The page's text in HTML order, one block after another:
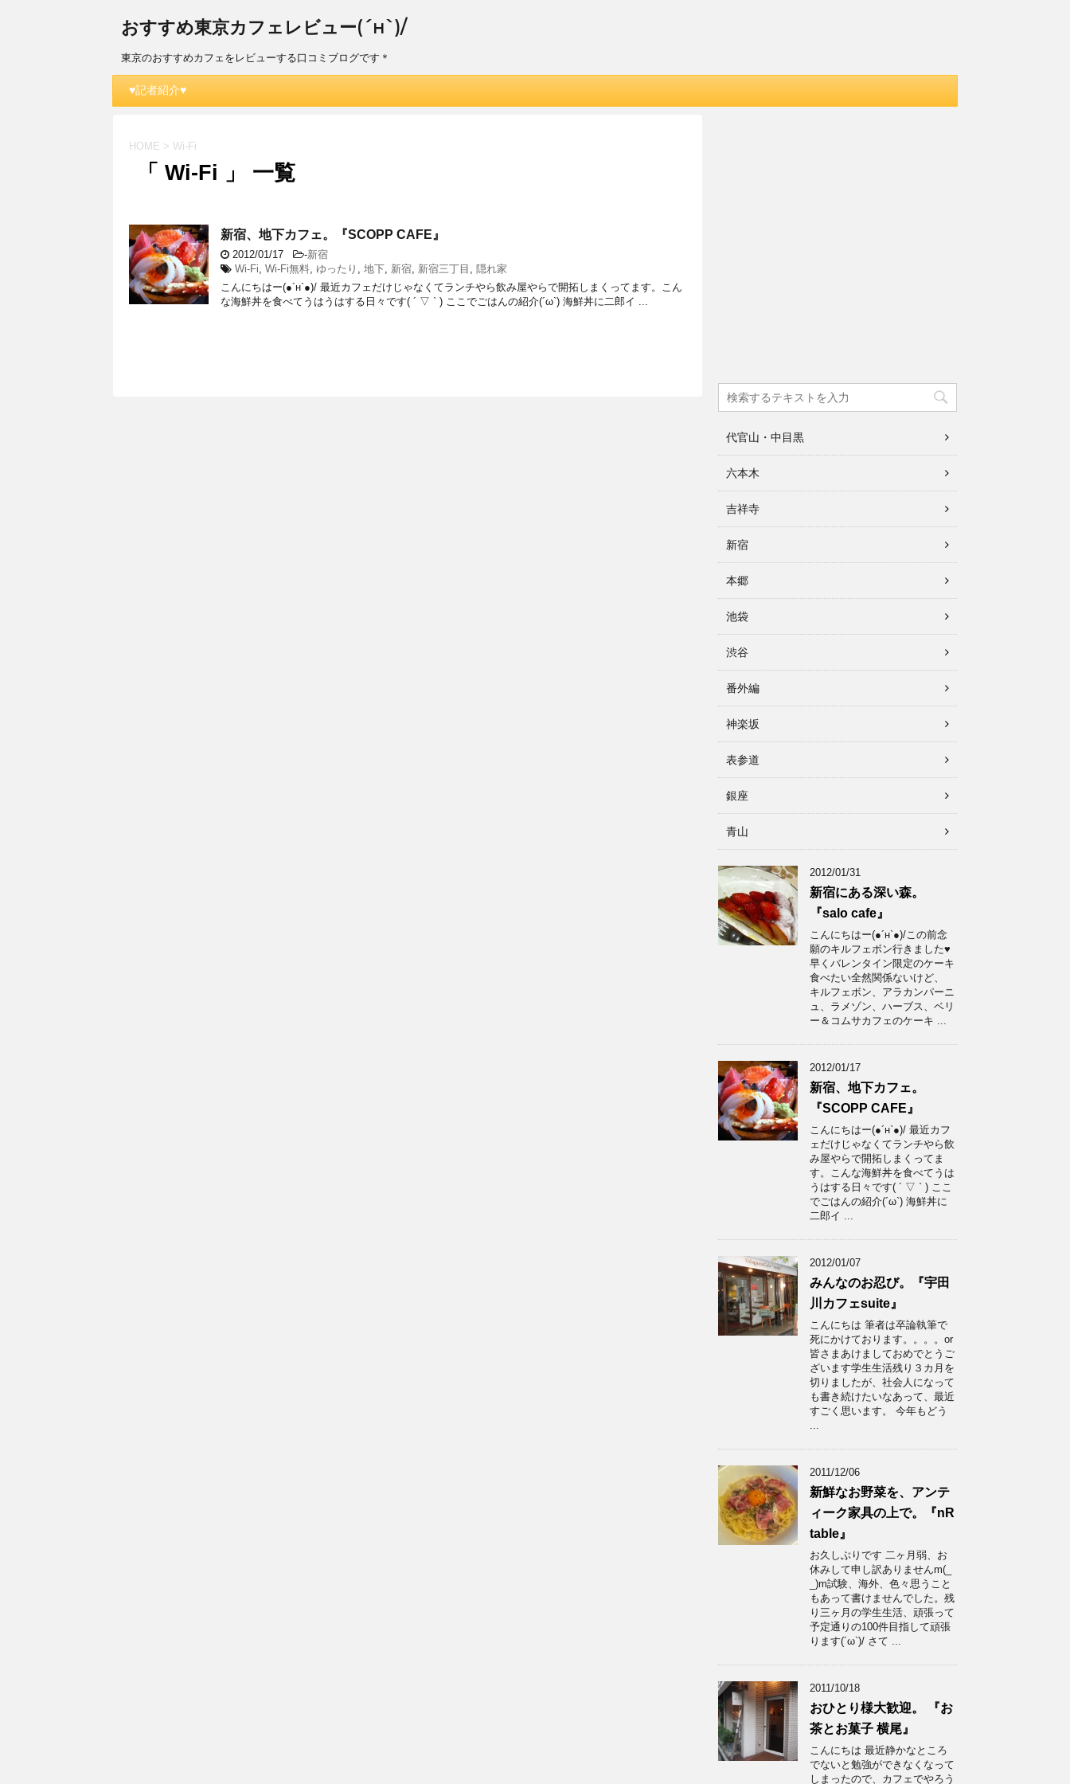
おすすめ東京カフェレビュー(´н`)/
東京のおすすめカフェをレビューする口コミブログです＊
♥記者紹介♥
HOME > Wi-Fi
「 Wi-Fi 」 一覧
新宿、地下カフェ。『SCOPP CAFE』
2012/01/17 -新宿
Wi-Fi, Wi-Fi無料, ゆったり , 地下, 新宿, 新宿三丁目 , 隠れ家
こんにちはー(●´н`●)/ 最近カフェだけじゃなくてランチやら飲み屋やらで開拓しまくってます。こん
な海鮮丼を食べてうはうはする日々です( ´ ▽ ` ) ここでごはんの紹介(´ω`) 海鮮丼に二郎イ ...
代官山・中目黒
六本木
吉祥寺
新宿
本郷
池袋
渋谷
番外編
神楽坂
表参道
銀座
青山
2012/01/31
新宿にある深い森。
『salo cafe』
こんにちはー(●´н`●)/この前念
願のキルフェボン行きました♥
早くバレンタイン限定のケーキ
食べたい全然関係ないけど、
キルフェボン、アラカンパーニ
ュ、ラメゾン、ハーブス、ベリ
ー＆コムサカフェのケーキ ...
2012/01/17
新宿、地下カフェ。
『SCOPP CAFE』
こんにちはー(●´н`●)/ 最近カフ
ェだけじゃなくてランチやら飲
み屋やらで開拓しまくってま
す。こんな海鮮丼を食べてうは
うはする日々です( ´ ▽ ` ) ここ
でごはんの紹介(´ω`) 海鮮丼に
二郎イ ...
2012/01/07
みんなのお忍び。『宇田
川カフェsuite』
こんにちは 筆者は卒論執筆で
死にかけております。。。。or
皆さまあけましておめでとうご
ざいます学生生活残り３カ月を
切りましたが、社会人になって
も書き続けたいなあって、最近
すごく思います。 今年もどう
...
2011/12/06
新鮮なお野菜を、アンテ
ィーク家具の上で。『nR
table』
お久しぶりです 二ヶ月弱、お
休みして申し訳ありませんm(_
_)m試験、海外、色々思うこと
もあって書けませんでした。残
り三ヶ月の学生生活、頑張って
予定通りの100件目指して頑張
ります(´ω`)/ さて ...
2011/10/18
おひとり様大歓迎。 『お
茶とお菓子 横尾』
こんにちは 最近静かなところ
でないと勉強ができなくなって
しまったので、カフェでやろう